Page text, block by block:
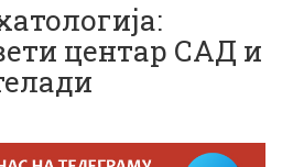
центар САД и